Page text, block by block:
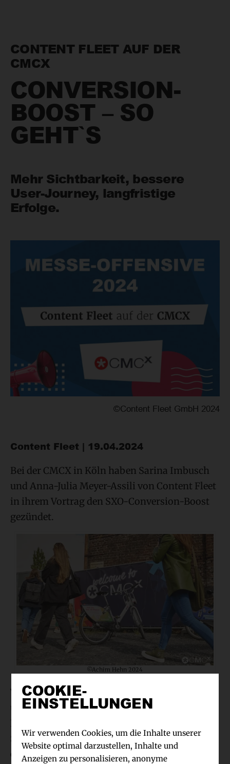
CONTENT FLEET AUF DER
CMCX
CONVERSION-
BOOST – SO
GEHT`S
Mehr Sichtbarkeit, bessere
User-Journey, langfristige
Erfolge.
©Content Fleet GmbH 2024
Content Fleet | 19.04.2024
Bei der CMCX in Köln haben Sarina Imbusch
und Anna-Julia Meyer-Assili von Content Fleet
in ihrem Vortrag den SXO-Conversion-Boost
gezündet.
©Achim Hehn 2024
Wie den User-Intent richtig bedienen, warum
überhaupt und vor allem – wie überzeuge ich
Nutzer:innen davon, letztlich zu konvertieren?
Spannendes Thema, packender Vortrag und
ein super interessiertes Publikum.
COOKIE-
EINSTELLUNGEN
Wir verwenden Cookies, um die Inhalte unserer
Website optimal darzustellen, Inhalte und
Anzeigen zu personalisieren, anonyme